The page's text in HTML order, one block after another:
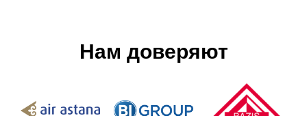
Нам доверяют